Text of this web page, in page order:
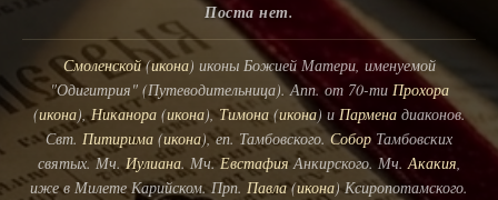
Поста нет.
Смоленской(икона) иконы Божией Матери, именуемой
"Одигитрия" (Путеводительница). Апп. от 70-ти Прохора
(икона),Никанора(икона),Тимона(икона) и Парменадиаконов.
Свт. Питирима (икона), еп. Тамбовского.Собор Тамбовских
святых. Мч.Иулиана. Мч.ЕвстафияАнкирского. Мч.Акакия,
иже в Милете Карийском. Прп. Павла(икона) Ксиропотамского.